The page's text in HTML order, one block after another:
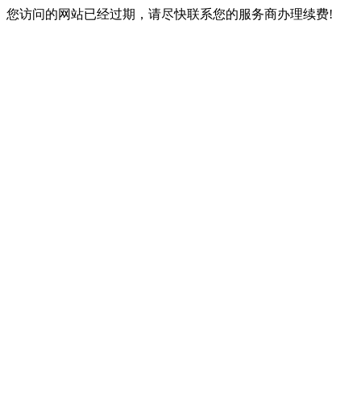
您访问的网站已经过期，请尽快联系您的服务商办理续费!